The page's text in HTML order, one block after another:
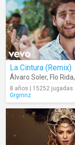
La Cintura (Remix)
Álvaro Soler, Flo Rida,
8 años | 15252 jugadas
Grgmnz